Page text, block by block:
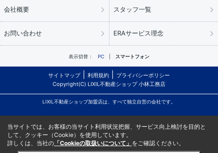
会社概要 スタッフ一覧
お問い合わせ ERAサービス理念
表示切替： PC スマートフォン
サイトマップ 利用規約
プライバシーポリシー
Copyright(C) LIXIL不動産ショップ 小林工務店
LIXIL不動産ショップ加盟店は、すべて独立自営の会社です。
当サイトでは、お客様の当サイト利用状況把握、サービス向上検討を目的と
して、クッキー（Cookie）を使用しています。
詳しくは、当社の 「Cookieの取扱いについて」 をご確認ください。